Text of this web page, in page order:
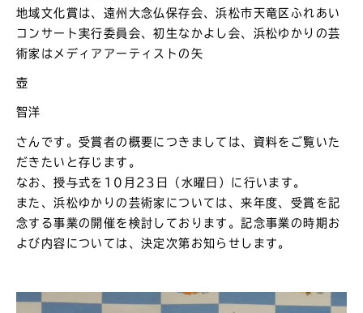
地域文化賞は、遠州大念仏保存会、浜松市天竜区ふれあい
コンサート実行委員会、初生なかよし会、浜松ゆかりの芸
術家はメディアアーティストの 矢
壺
智洋
さんです。 受賞者の概要につきましては、資料をご覧いた
だきたいと存じます。
なお、授与式を10月23日（水曜日）に行います。
また、浜松ゆかりの芸術家については、来年度、受賞を記
念する事業の開催を検討しております。記念事業の時期お
よび内容については、決定次第お知らせします。